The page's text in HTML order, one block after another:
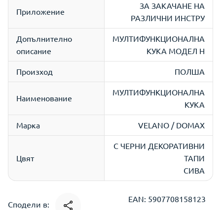
Приложение
ЗА ЗАКАЧАНЕ НА
РАЗЛИЧНИ ИНСТРУ
Допълнително
описание
МУЛТИФУНКЦИОНАЛНА
КУКА МОДЕЛ H
Произход ПОЛША
Наименование
МУЛТИФУНКЦИОНАЛНА
КУКА
Марка VELANO / DOMAX
Цвят
С ЧЕРНИ ДЕКОРАТИВНИ
ТАПИ
СИВА
Сподели в:
EAN: 5907708158123